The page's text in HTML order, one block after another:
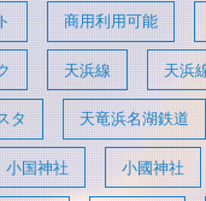
商用利用可能
天浜線 天浜
タ 天竜浜名湖鉄道
小国神社 小國神社